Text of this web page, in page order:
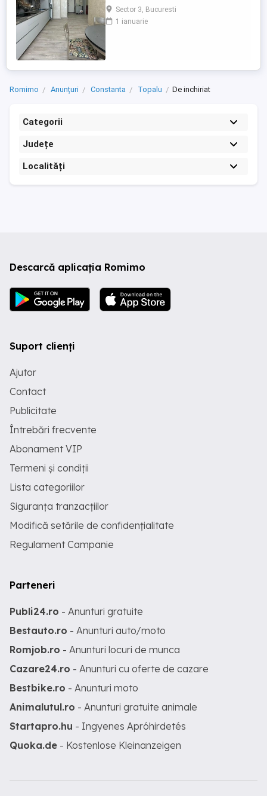
Garsoniera are o suprafata utila de 42 mp,
fiind situat la etajul 2 si are vedere spre
strada principala. Dispune de toate
Sector 3, Bucuresti
1 ianuarie
Romimo Anunțuri Constanta Topalu De inchiriat
Categorii
Județe
Localități
Descarcă aplicația Romimo
Suport clienți
Ajutor
Contact
Publicitate
Întrebări frecvente
Abonament VIP
Termeni și condiții
Lista categoriilor
Siguranța tranzacțiilor
Modifică setările de confidențialitate
Regulament Campanie
Parteneri
Publi24.ro - Anunturi gratuite
Bestauto.ro - Anunturi auto/moto
Romjob.ro - Anunturi locuri de munca
Cazare24.ro - Anunturi cu oferte de cazare
Bestbike.ro - Anunturi moto
Animalutul.ro - Anunturi gratuite animale
Startapro.hu - Ingyenes Apróhirdetés
Quoka.de - Kostenlose Kleinanzeigen